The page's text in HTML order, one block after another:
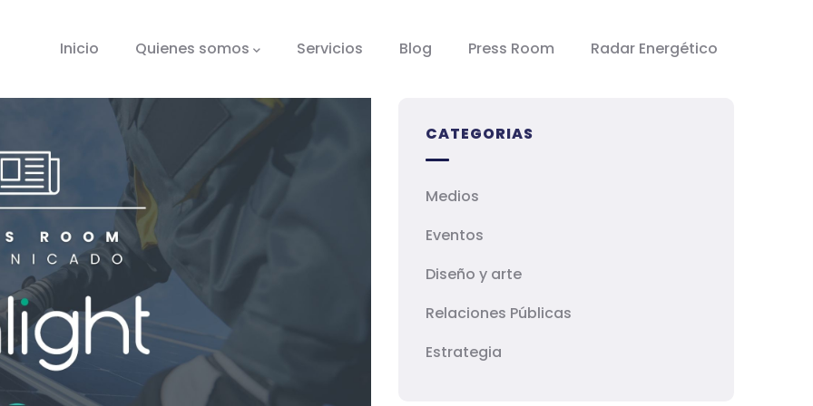
Inicio Quienes somos Servicios Blog Press Room Radar Energético
CATEGORIAS
Medios
Eventos
Diseño y arte
Relaciones Públicas
Estrategia